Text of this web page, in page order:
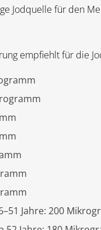
Jodquelle für den
empfiehlt für die
Jahre: 200